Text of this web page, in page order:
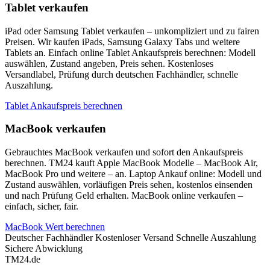
Tablet verkaufen
iPad oder Samsung Tablet verkaufen – unkompliziert und zu fairen
Preisen. Wir kaufen iPads, Samsung Galaxy Tabs und weitere
Tablets an. Einfach online Tablet Ankaufspreis berechnen: Modell
auswählen, Zustand angeben, Preis sehen. Kostenloses
Versandlabel, Prüfung durch deutschen Fachhändler, schnelle
Auszahlung.
Tablet Ankaufspreis berechnen
MacBook verkaufen
Gebrauchtes MacBook verkaufen und sofort den Ankaufspreis
berechnen. TM24 kauft Apple MacBook Modelle – MacBook Air,
MacBook Pro und weitere – an. Laptop Ankauf online: Modell und
Zustand auswählen, vorläufigen Preis sehen, kostenlos einsenden
und nach Prüfung Geld erhalten. MacBook online verkaufen –
einfach, sicher, fair.
MacBook Wert berechnen
Deutscher Fachhändler Kostenloser Versand Schnelle Auszahlung
Sichere Abwicklung
TM24.de